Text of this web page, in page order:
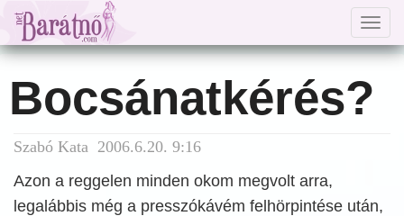
Bocsánatkérés?
Szabó Kata 2006.6.20. 9:16
Azon a reggelen minden okom megvolt arra,
legalábbis még a presszókávém felhörpintése után,